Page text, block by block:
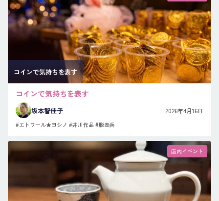
コインで気持ちを表す
コインで気持ちを表す
坂本智佳子 2026年4月16日
#エトワール★ヨシノ #井川作品 #脱走兵
店内イベント